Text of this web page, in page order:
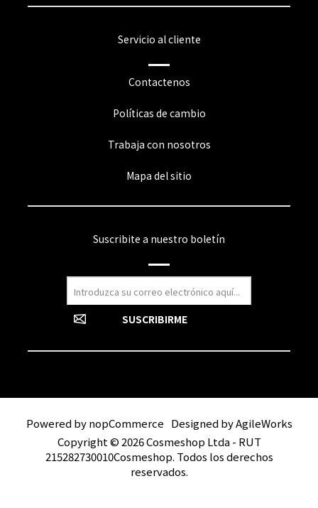
Servicio al cliente
Contactenos
Políticas de cambio
Trabaja con nosotros
Mapa del sitio
Suscribite a nuestro boletín
Powered bynopCommerce Designed byAgileWorks
Copyright © 2026 Cosmeshop Ltda - RUT
215282730010Cosmeshop. Todos los derechos
reservados.